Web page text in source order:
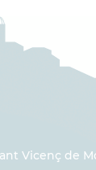
Vicenç de